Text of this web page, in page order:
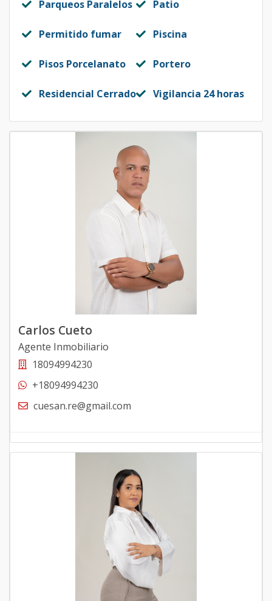
Parqueos Paralelos Patio
Permitido fumar Piscina
Pisos Porcelanato Portero
Residencial Cerrado Vigilancia 24 horas
Carlos Cueto
Agente Inmobiliario
18094994230
+18094994230
cuesan.re@gmail.com